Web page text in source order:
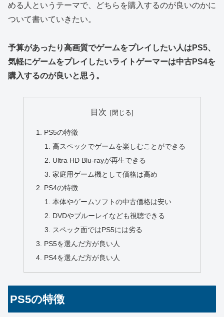
める人というテーマで、どちらを購入するのが良いのかに
ついて書いていきたい。
予算があったり高画質でゲームをプレイしたい人はPS5、
気軽にゲームをプレイしたいライトゲーマーは中古PS4を
購入するのが良いと思う。
目次
PS5の特徴
高スペックでゲームを楽しむことができる
Ultra HD Blu-rayが再生できる
家庭用ゲーム機として価格は高め
PS4の特徴
本体やゲームソフトの中古価格は安い
DVDやブルーレイなども視聴できる
スペック面ではPS5には劣る
PS5を選んだ方が良い人
PS4を選んだ方が良い人
PS5の特徴